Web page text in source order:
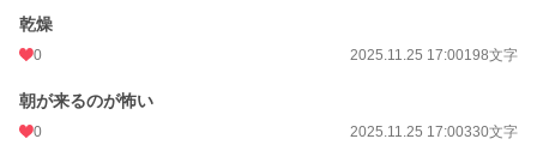
乾燥
0 2025.11.25 17:00198文字
朝が来るのが怖い
0 2025.11.25 17:00330文字